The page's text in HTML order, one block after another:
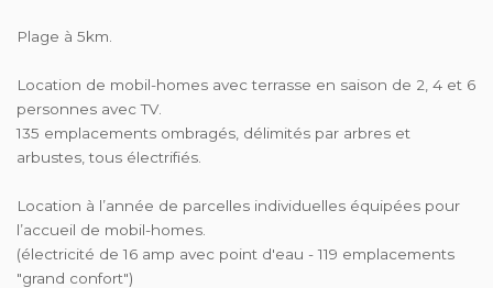
Plage à 5km.
Location de mobil-homes avec terrasse en saison de 2, 4 et 6
personnes avec TV.
135 emplacements ombragés, délimités par arbres et
arbustes, tous électrifiés.
Location à l’année de parcelles individuelles équipées pour
l’accueil de mobil-homes.
(électricité de 16 amp avec point d'eau - 119 emplacements
"grand confort")